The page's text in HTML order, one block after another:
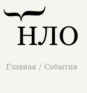
Главная / События